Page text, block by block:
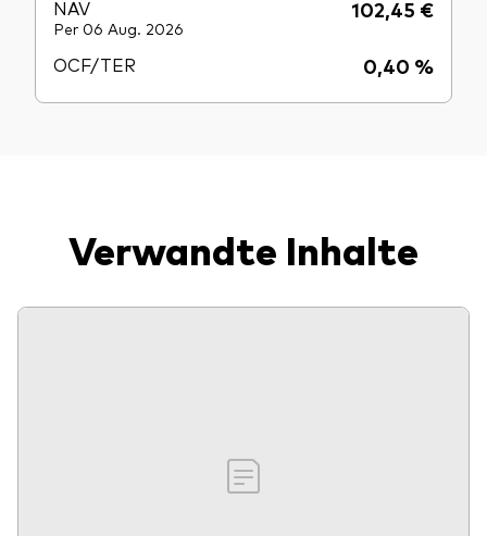
NAV 102,45 €
Per 06 Aug. 2026
OCF/TER 0,40 %
Verwandte Inhalte